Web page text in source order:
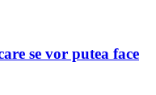
se vor putea face